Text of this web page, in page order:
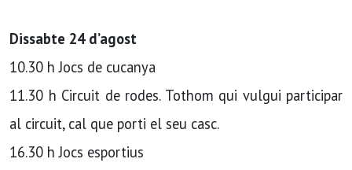
Dissabte 24 d’agost
10.30 h Jocs de cucanya
11.30 h Circuit de rodes. Tothom qui vulgui participar
al circuit, cal que porti el seu casc.
16.30 h Jocs esportius